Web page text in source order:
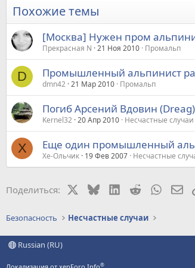
Похожие темы
[Москва] Нужен пром
Прекрасная N 21 Ноя 2010 Промальп
D Промышленный альпинист
dmn42 21 Мар 2010 Промальп
Погиб Арсений Вдовин (Dreag)
Kernel32 20 Апр 2010 Несчастные случаи
Х Еще один промышленный
Хе-Ольчик 19 Фев 2007 Несчастные
Поделиться: BlueskyLinkedIn
Reddit
Безопасность Несчастные случаи
Russian (RU)
®